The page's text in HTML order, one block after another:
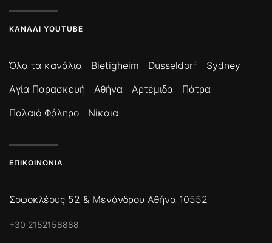
ΚΑΝΆΛΙ YOUTUBE
Όλα τα κανάλια Bietigheim Dusseldorf
Sydney
Αγία Παρασκευή
Αθήνα Αρτέμιδα
Πάτρα
Παλαιό Φάληρο
Νίκαια
ΕΠΙΚΟΙΝΩΝΊΑ
Σοφοκλέους 52 & Μενάνδρου Αθήνα 10552
+30 2152158888